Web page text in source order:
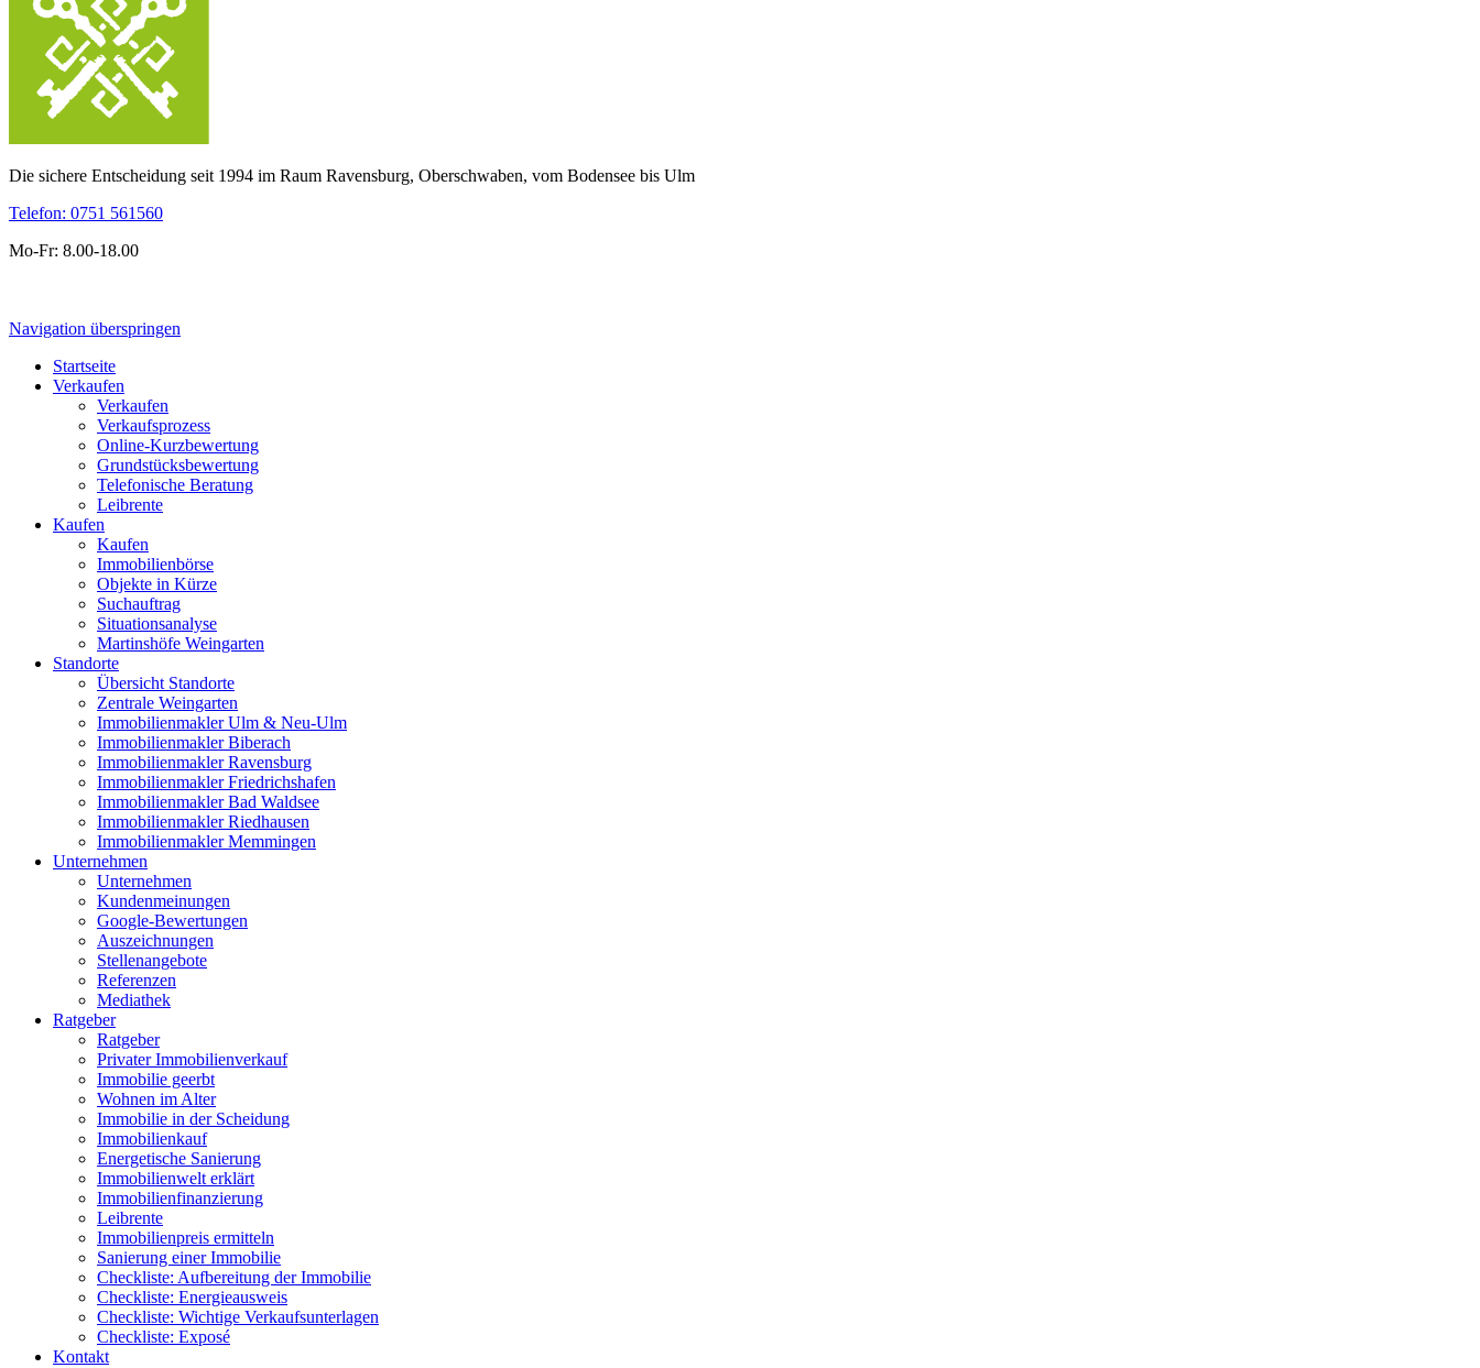
Die sichere Entscheidung seit 1994 im Raum Ravensburg, Oberschwaben, vom Bodensee bis Ulm
Telefon: 0751 561560
Mo-Fr: 8.00-18.00
Navigation überspringen
Startseite
Verkaufen
Verkaufen
Verkaufsprozess
Online-Kurzbewertung
Grundstücksbewertung
Telefonische Beratung
Leibrente
Kaufen
Kaufen
Immobilienbörse
Objekte in Kürze
Suchauftrag
Situationsanalyse
Martinshöfe Weingarten
Standorte
Übersicht Standorte
Zentrale Weingarten
Immobilienmakler Ulm & Neu-Ulm
Immobilienmakler Biberach
Immobilienmakler Ravensburg
Immobilienmakler Friedrichshafen
Immobilienmakler Bad Waldsee
Immobilienmakler Riedhausen
Immobilienmakler Memmingen
Unternehmen
Unternehmen
Kundenmeinungen
Google-Bewertungen
Auszeichnungen
Stellenangebote
Referenzen
Mediathek
Ratgeber
Ratgeber
Privater Immobilienverkauf
Immobilie geerbt
Wohnen im Alter
Immobilie in der Scheidung
Immobilienkauf
Energetische Sanierung
Immobilienwelt erklärt
Immobilienfinanzierung
Leibrente
Immobilienpreis ermitteln
Sanierung einer Immobilie
Checkliste: Aufbereitung der Immobilie
Checkliste: Energieausweis
Checkliste: Wichtige Verkaufsunterlagen
Checkliste: Exposé
Kontakt